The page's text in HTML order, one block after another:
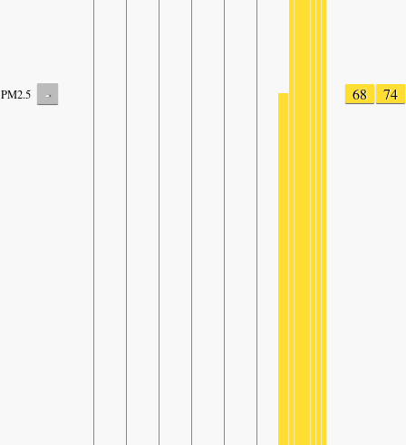
PM2.5 - 68 74